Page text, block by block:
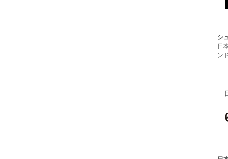
シ
日
ン